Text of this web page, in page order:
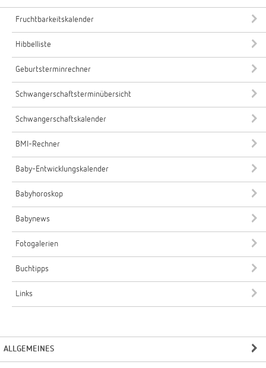
Fruchtbarkeitskalender
Hibbelliste
Geburtsterminrechner
Schwangerschaftsterminübersicht
Schwangerschaftskalender
BMI-Rechner
Baby-Entwicklungskalender
Babyhoroskop
Babynews
Fotogalerien
Buchtipps
Links
ALLGEMEINES